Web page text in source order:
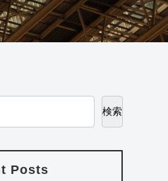
検索
Posts